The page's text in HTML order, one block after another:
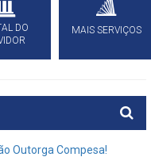
DO
MAIS SERVIÇOS
Outorga Compesa!